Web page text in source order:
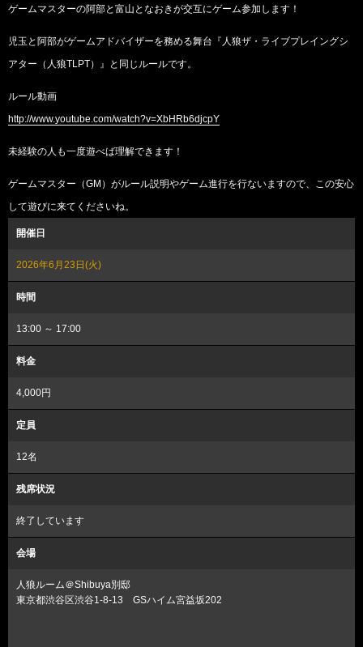
ゲームマスターの阿部と富山となおきが交互にゲーム参加します！
児玉と阿部がゲームアドバイザーを務める舞台『人狼ザ・ライブプレイングシ
アター（人狼TLPT）』と同じルールです。
ルール動画
http://www.youtube.com/watch?v=XbHRb6djcpY
未経験の人も一度遊べば理解できます！
ゲームマスター（GM）がルール説明やゲーム進行を行ないますので、この安心
して遊びに来てくださいね。
開催日
2026年6月23日(火)
時間
13:00 ～ 17:00
料金
4,000円
定員
12名
残席状況
終了しています
会場
人狼ルーム＠Shibuya別邸
東京都渋谷区渋谷1-8-13 GSハイム宮益坂202